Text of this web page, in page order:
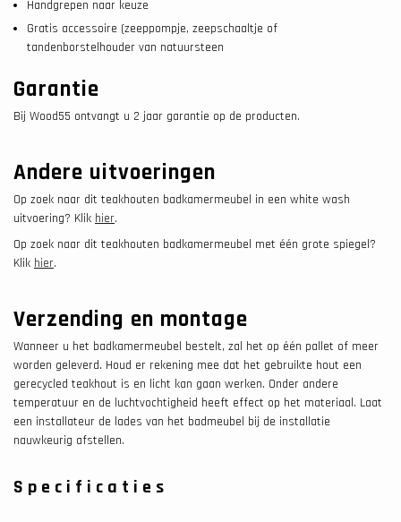
Handgrepen naar keuze
Gratis accessoire (zeeppompje, zeepschaaltje of
tandenborstelhouder van natuursteen
Garantie
Bij Wood55 ontvangt u 2 jaar garantie op de producten.
Andere uitvoeringen
Op zoek naar dit teakhouten badkamermeubel in een white wash
uitvoering? Klik hier.
Op zoek naar dit teakhouten badkamermeubel met één grote spiegel?
Klik hier.
Verzending en montage
Wanneer u het badkamermeubel bestelt, zal het op één pallet of meer
worden geleverd. Houd er rekening mee dat het gebruikte hout een
gerecycled teakhout is en licht kan gaan werken. Onder andere
temperatuur en de luchtvochtigheid heeft effect op het materiaal. Laat
een installateur de lades van het badmeubel bij de installatie
nauwkeurig afstellen.
Specificaties